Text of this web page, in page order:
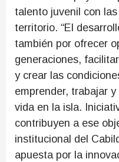
talento juvenil con
territorio. “El
también por ofrecer
generaciones,
y crear las
emprender, trabajar
vida en la isla.
contribuyen a ese
institucional del
apuesta por la